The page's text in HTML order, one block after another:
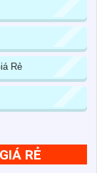
Rẻ
RẺ